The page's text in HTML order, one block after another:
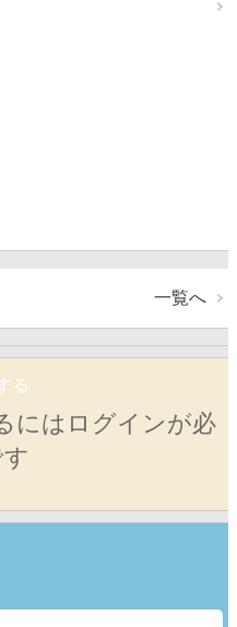
一覧へ
る
にはログインが必